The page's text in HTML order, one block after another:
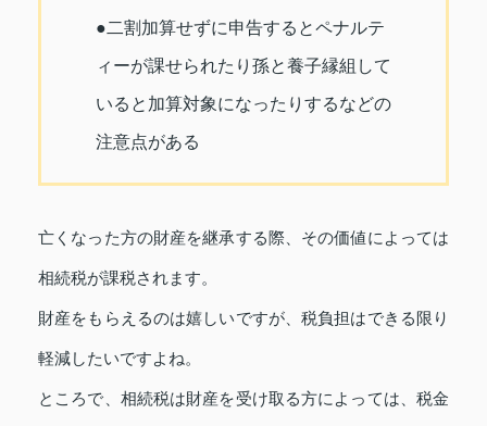
●二割加算せずに申告するとペナルテ
ィーが課せられたり孫と養子縁組して
いると加算対象になったりするなどの
注意点がある
亡くなった方の財産を継承する際、その価値によっては
相続税が課税されます。
財産をもらえるのは嬉しいですが、税負担はできる限り
軽減したいですよね。
ところで、相続税は財産を受け取る方によっては、税金